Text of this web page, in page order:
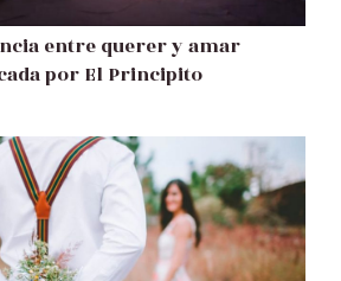
entre querer y amar
por El Principito